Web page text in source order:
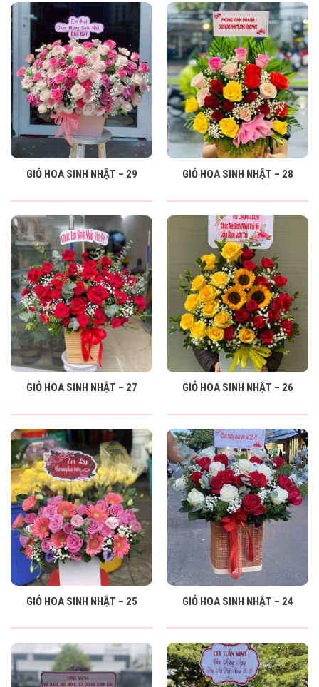
GIỎ HOA SINH NHẬT – 29 GIỎ HOA SINH NHẬT – 28
GIỎ HOA SINH NHẬT – 27 GIỎ HOA SINH NHẬT – 26
GIỎ HOA SINH NHẬT – 25 GIỎ HOA SINH NHẬT – 24